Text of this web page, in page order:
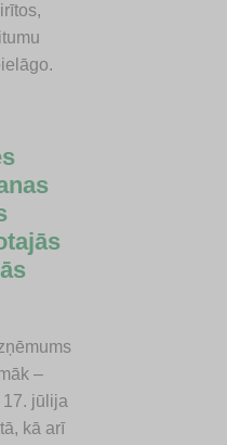
–
17. jūlija
kā arī